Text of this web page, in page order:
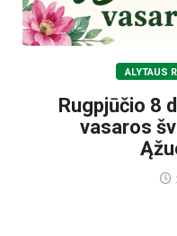
ALYTAUS
Rugpjūčio 8
vasaros